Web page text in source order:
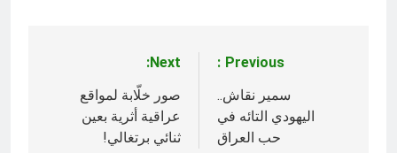
المقالات
Previous:
سمير نقاش..
اليهودي التائه في
حب العراق
Next:
صور خلّابة لمواقع
عراقية أثرية بعين
ثنائي برتغالي!